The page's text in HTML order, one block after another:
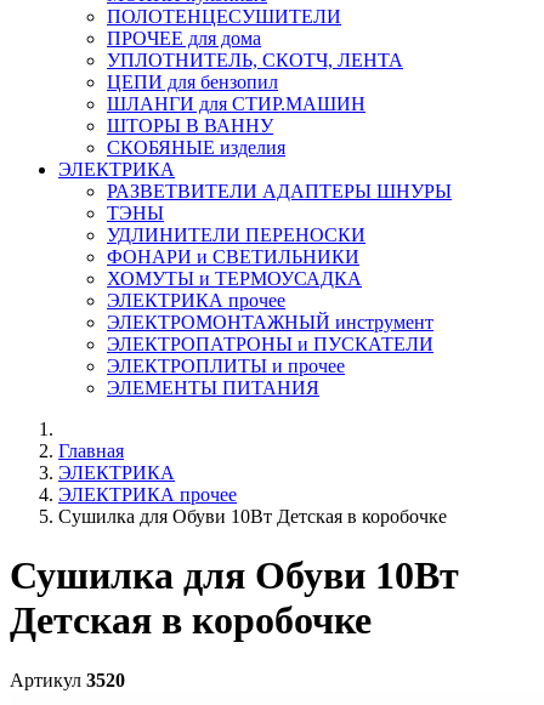
ПОЛОТЕНЦЕСУШИТЕЛИ
ПРОЧЕЕ для дома
УПЛОТНИТЕЛЬ, СКОТЧ, ЛЕНТА
ЦЕПИ для бензопил
ШЛАНГИ для СТИР.МАШИН
ШТОРЫ В ВАННУ
СКОБЯНЫЕ изделия
ЭЛЕКТРИКА
РАЗВЕТВИТЕЛИ АДАПТЕРЫ ШНУРЫ
ТЭНЫ
УДЛИНИТЕЛИ ПЕРЕНОСКИ
ФОНАРИ и СВЕТИЛЬНИКИ
ХОМУТЫ и ТЕРМОУСАДКА
ЭЛЕКТРИКА прочее
ЭЛЕКТРОМОНТАЖНЫЙ инструмент
ЭЛЕКТРОПАТРОНЫ и ПУСКАТЕЛИ
ЭЛЕКТРОПЛИТЫ и прочее
ЭЛЕМЕНТЫ ПИТАНИЯ
Главная
ЭЛЕКТРИКА
ЭЛЕКТРИКА прочее
Сушилка для Обуви 10Вт Детская в коробочке
Сушилка для Обуви 10Вт
Детская в коробочке
Артикул 3520